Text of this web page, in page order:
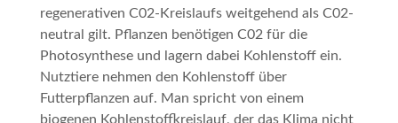
regenerativen C02-Kreislaufs weitgehend als C02-
neutral gilt. Pflanzen benötigen C02 für die
Photosynthese und lagern dabei Kohlenstoff ein.
Nutztiere nehmen den Kohlenstoff über
Futterpflanzen auf. Man spricht von einem
biogenen Kohlenstoffkreislauf, der das Klima nicht